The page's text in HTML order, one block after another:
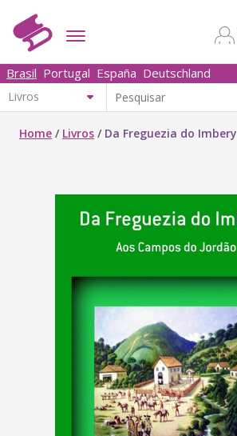
Brasil Portugal España Deutschland
Home / Livros / Da Freguezia do Imbery